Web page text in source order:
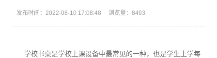
发布时间：2022-08-10 17:08:48 浏览量：8493
学校书桌是学校上课设备中最常见的一种，也是学生上学每